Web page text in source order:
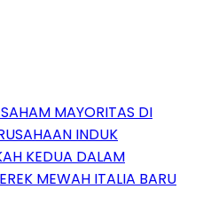
MAYORITAS DI
INDUK
KEDUA DALAM
MEWAH ITALIA BARU